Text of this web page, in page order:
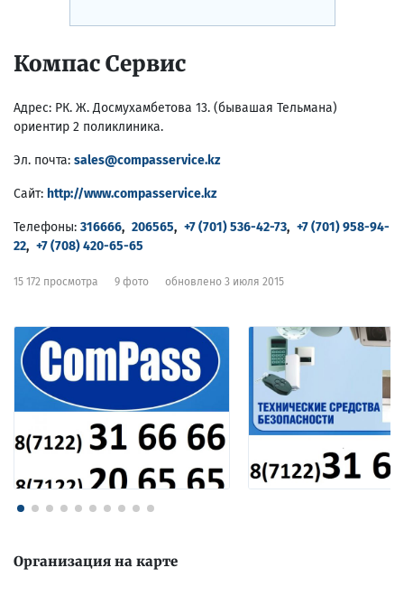
Компас Сервис
Адрес: РК. Ж. Досмухамбетова 13. (бывашая Тельмана)
ориентир 2 поликлиника.
Эл. почта: sales@compasservice.kz
Сайт: http://www.compasservice.kz
Телефоны: 316666, 206565, +7 (701) 536-42-73, +7 (701) 958-94-
22, +7 (708) 420-65-65
15 172 просмотра 9 фото обновлено 3 июля 2015
Организация на карте